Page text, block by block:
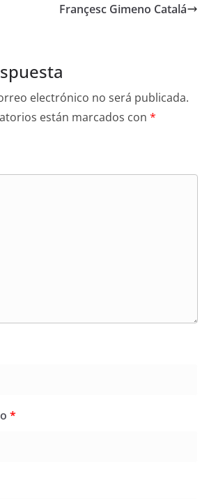
Françesc Gimeno Catalá
electrónico no será publicada.
están marcados con *
*